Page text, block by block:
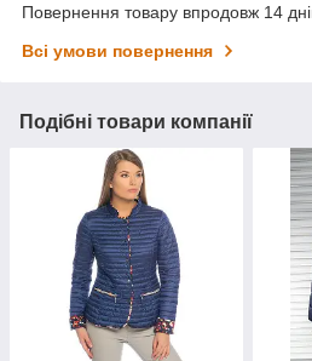
Повернення товару впродовж 14
Всі умови повернення
Подібні товари компанії